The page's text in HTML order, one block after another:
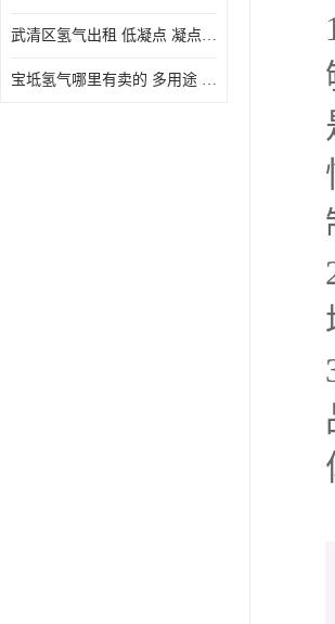
武清区氢气出租 低凝点 凝点为-259
宝坻氢气哪里有卖的 多用途 可以在空气中上升